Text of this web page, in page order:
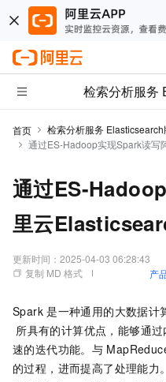
检索分析服务
首页 检索分析服务 Elasticsearch
通过ES-Hadoop实现Spark读写
通过ES-
里云
更新时间： 2025-04-03 06:28:43
复制 MD 格式
产
Spark 是一种通用的大数据计
所具有的计算优点，能够通
速的迭代功能。与
的过程，进而提高了处理能力